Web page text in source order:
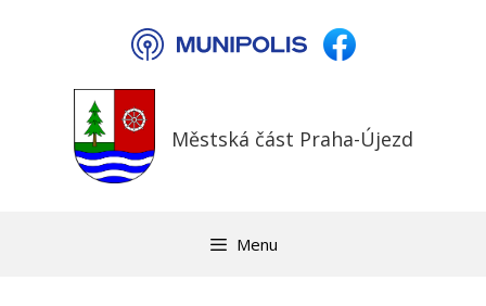
Městská část Praha-Újezd
Menu